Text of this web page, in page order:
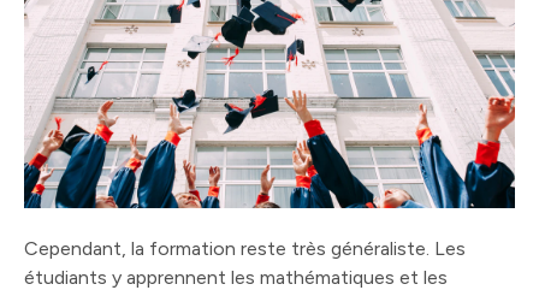
Cependant, la formation reste très généraliste. Les
étudiants y apprennent les mathématiques et les